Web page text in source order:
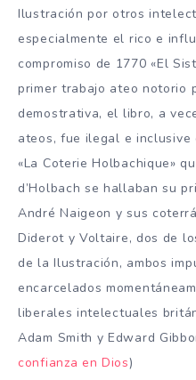
Ilustración por otros
especialmente el rico e
compromiso de 1770 «El
primer trabajo ateo notorio
demostrativa, el libro, a
ateos, fue ilegal e inclusive
«La Coterie Holbachique»
d’Holbach se hallaban su
André Naigeon y sus
Diderot y Voltaire, dos de
de la Ilustración, ambos
encarcelados
liberales intelectuales
Adam Smith y Edward
confianza en Dios)